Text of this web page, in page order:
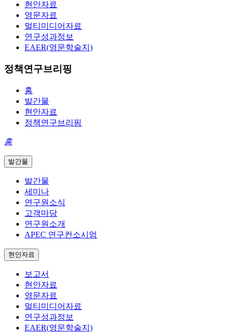
현안자료
영문자료
멀티미디어자료
연구성과정보
EAER(영문학술지)
정책연구브리핑
홈
발간물
현안자료
정책연구브리핑
홈
발간물
발간물
세미나
연구원소식
고객마당
연구원소개
APEC 연구컨소시엄
현안자료
보고서
현안자료
영문자료
멀티미디어자료
연구성과정보
EAER(영문학술지)